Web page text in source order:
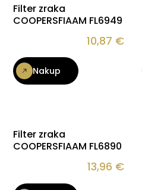
Filter zraka
COOPERSFIAAM FL6949
10,87 €
Nakup
Filter zraka
COOPERSFIAAM FL6890
13,96 €